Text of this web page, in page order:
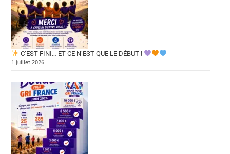
C’EST FINI… ET CE N’EST QUE LE DÉBUT !
1 juillet 2026